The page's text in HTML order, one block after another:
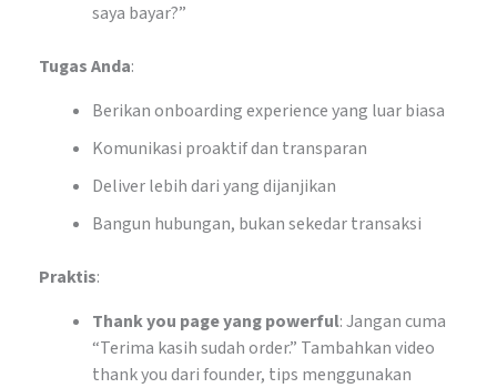
saya bayar?”
Tugas Anda:
Berikan onboarding experience yang luar biasa
Komunikasi proaktif dan transparan
Deliver lebih dari yang dijanjikan
Bangun hubungan, bukan sekedar transaksi
Praktis:
Thank you page yang powerful: Jangan cuma
“Terima kasih sudah order.” Tambahkan video
thank you dari founder, tips menggunakan